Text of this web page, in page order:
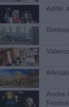
Addio
Anche
Festival